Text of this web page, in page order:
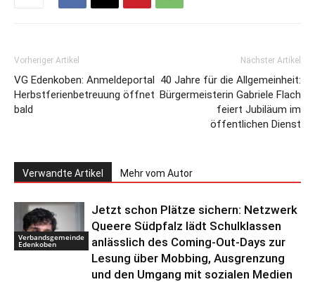
Vorheriger Artikel
VG Edenkoben: Anmeldeportal
Herbstferienbetreuung öffnet
bald
Nächster Artikel
40 Jahre für die Allgemeinheit:
Bürgermeisterin Gabriele Flach
feiert Jubiläum im
öffentlichen Dienst
Verwandte Artikel Mehr vom Autor
Verbandsgemeinde
Edenkoben
Jetzt schon Plätze sichern: Netzwerk
Queere Südpfalz lädt Schulklassen
anlässlich des Coming-Out-Days zur
Lesung über Mobbing, Ausgrenzung
und den Umgang mit sozialen Medien